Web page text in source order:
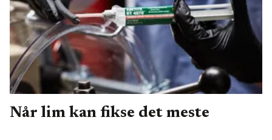
Når lim kan fikse det meste